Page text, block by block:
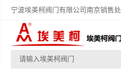
宁波埃美柯阀门有限公司南京销售处